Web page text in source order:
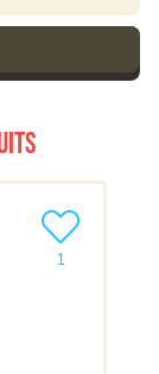
1
Ajouter le